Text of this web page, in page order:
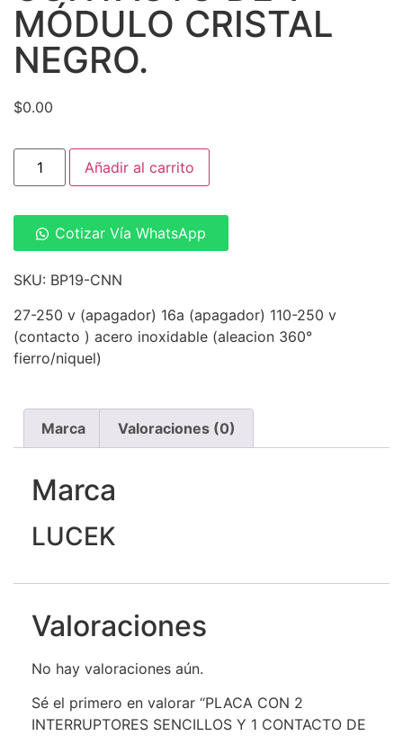
MÓDULO CRISTAL
NEGRO.
$0.00
Añadir al carrito
Cotizar Vía WhatsApp
SKU: BP19-CNN
27-250 v (apagador) 16a (apagador) 110-250 v
(contacto ) acero inoxidable (aleacion 360°
fierro/niquel)
Marca Valoraciones (0)
Marca
LUCEK
Valoraciones
No hay valoraciones aún.
Sé el primero en valorar “PLACA CON 2
INTERRUPTORES SENCILLOS Y 1 CONTACTO DE